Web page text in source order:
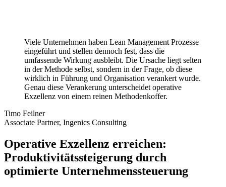
Viele Unternehmen haben Lean Management Prozesse
eingeführt und stellen dennoch fest, dass die
umfassende Wirkung ausbleibt. Die Ursache liegt selten
in der Methode selbst, sondern in der Frage, ob diese
wirklich in Führung und Organisation verankert wurde.
Genau diese Verankerung unterscheidet operative
Exzellenz von einem reinen Methodenkoffer.
Timo Feilner
Associate Partner, Ingenics Consulting
Operative Exzellenz erreichen:
Produktivitätssteigerung durch
optimierte Unternehmenssteuerung